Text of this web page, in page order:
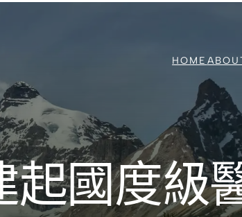
HOME
起國度級